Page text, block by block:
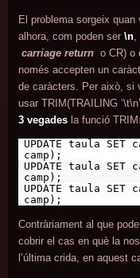
El problema sorgeix
alhora, com poden ser \n,
carriage return o CR) o
només accepten un
de caràcters. Per això, si
usar TRIM(TRAILING
3 vegades la funció TRIM:
UPDATE taula SET
camp);
UPDATE taula SET
camp);
UPDATE taula SET
camp);
Contràriament al que
cobrir el cas en què la
l’última crida, en aquest